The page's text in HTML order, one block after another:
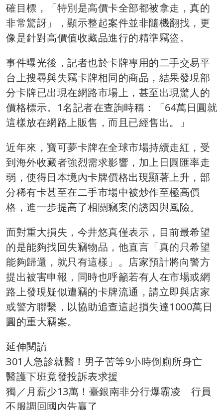
確目標，「特別是高價卡全部都被拿走，真的
非常驚訝」，顯示整起案件並非隨機翻找，更
像是針對高價值收藏品進行的精準竊盜。
事件曝光後，記者也於卡牌專用的二手交易平
台上搜尋與失竊卡牌相同的商品，結果發現部
分卡牌已出現在網路市場上，甚至出現驚人的
價格標示。1名記者在查詢時稱：「64萬日圓就
這樣放在網路上販售，而且已經售出。」
近年來，寶可夢卡牌在全球市場持續走紅，受
到海外收藏者強烈需求影響，加上日圓匯率走
弱，使得日本境內卡牌價格出現顯著上升，部
分稀有卡甚至在二手市場中被炒作至極高價
格，進一步提高了相關竊案的誘因與風險。
面對重大損失，今井悠真僅表示，目前最希望
的是能夠找回失竊物品，他直言「真的只希望
能夠歸還，就只有這樣」。店家預計將向警方
提出被害申報，同時也呼籲若有人在市場或網
路上發現疑似遭竊的卡牌流通，請立即與店家
或警方聯繫，以協助追查這起損失達1000萬日
圓的重大竊案。
延伸閱讀
301人急診就醫！男子苦等9小時倒廁所身亡
醫護下班竟發投訴表求援
獨／月薪少13萬！臺銀南非分行爆霸凌 行員
不服調回國內告贏了